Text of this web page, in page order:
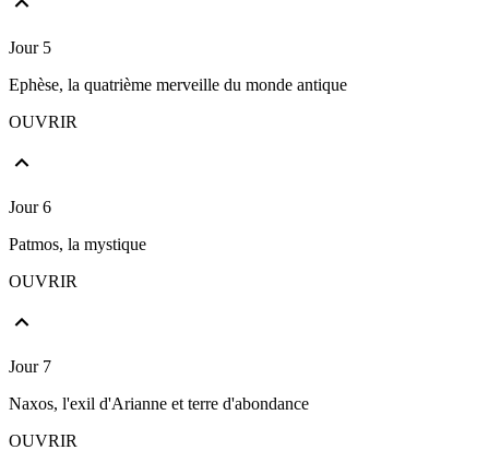
Jour 5
Ephèse, la quatrième merveille du monde antique
OUVRIR
Jour 6
Patmos, la mystique
OUVRIR
Jour 7
Naxos, l'exil d'Arianne et terre d'abondance
OUVRIR